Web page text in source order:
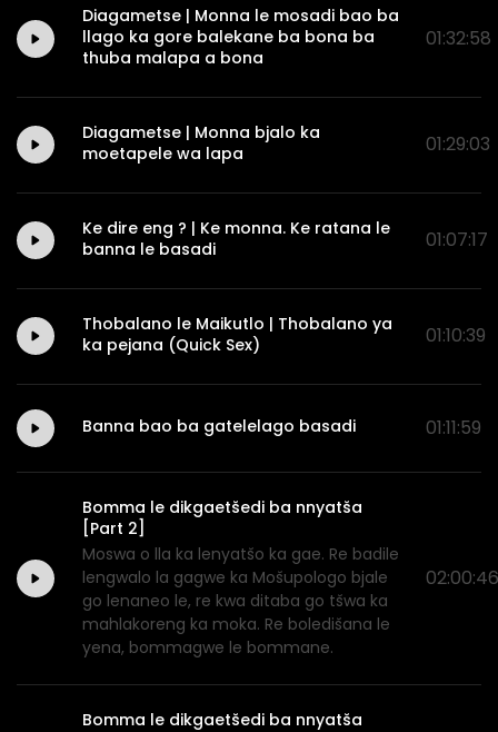
Diagametse | Monna le mosadi bao ba
llago ka gore balekane ba bona ba
thuba malapa a bona
01:32:58
Diagametse | Monna bjalo ka
moetapele wa lapa
01:29:03
Ke dire eng ? | Ke monna. Ke ratana le
banna le basadi
01:07:17
Thobalano le Maikutlo | Thobalano ya
ka pejana (Quick Sex)
01:10:39
Banna bao ba gatelelago basadi 01:11:59
Bomma le dikgaetšedi ba nnyatša
[Part 2]
Moswa o lla ka lenyatšo ka gae. Re badile
lengwalo la gagwe ka Mošupologo bjale
go lenaneo le, re kwa ditaba go tšwa ka
mahlakoreng ka moka. Re boledišana le
yena, bommagwe le bommane.
02:00:46
Bomma le dikgaetšedi ba nnyatša